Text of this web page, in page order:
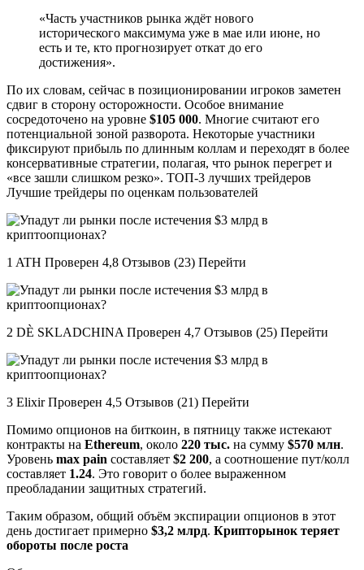
«Часть участников рынка ждёт нового
исторического максимума уже в мае или июне, но
есть и те, кто прогнозирует откат до его
достижения».
По их словам, сейчас в позиционировании игроков заметен
сдвиг в сторону осторожности. Особое внимание
сосредоточено на уровне $105 000. Многие считают его
потенциальной зоной разворота. Некоторые участники
фиксируют прибыль по длинным коллам и переходят в более
консервативные стратегии, полагая, что рынок перегрет и
«все зашли слишком резко». ТОП-3 лучших трейдеров
Лучшие трейдеры по оценкам пользователей
1 ATH Проверен 4,8 Отзывов (23) Перейти
2 DÈ SKLADCHINA Проверен 4,7 Отзывов (25) Перейти
3 Elixir Проверен 4,5 Отзывов (21) Перейти
Помимо опционов на биткоин, в пятницу также истекают
контракты на Ethereum, около 220 тыс. на сумму $570 млн.
Уровень max pain составляет $2 200, а соотношение пут/колл
составляет 1.24. Это говорит о более выраженном
преобладании защитных стратегий.
Таким образом, общий объём экспирации опционов в этот
день достигает примерно $3,2 млрд. Крипторынок теряет
обороты после роста